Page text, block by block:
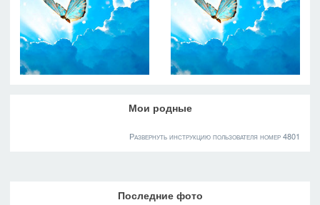
Мои родные
Развернуть инструкцию пользователя номер 4801
Последние фото